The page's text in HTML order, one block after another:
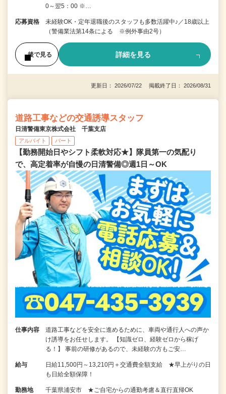
0～翌5：00 ※…
応募資格
未経験OK・定年退職後のスタッフも多数活躍中♪／18歳以上
（警備業法第14条による ※例外事由2号）
後で見る 詳細を見る
更新日： 2026/07/22 掲載終了日： 2026/08/31
道路工事などの交通誘導スタッフ
日清警備東京株式会社 千葉支店
アルバイト パート
【勤務開始日やシフト柔軟対応★】隊員第一の気配り
で、高定着率が自慢の日清警備◎週1日～OK
仕事内容
道路工事などを安全に進めるために、車両や通行人への声か
け誘導をお任せします。 【知識ゼロ、経験ゼロから稼げ
る！】 事前の研修があるので、未経験の方もご安…
給与
日給11,500円～13,210円＋交通費全額支給 ★早上がりの日
も日給全額保障！
勤務地 千葉県浦安市 ★ご自宅からの通勤考慮＆直行直帰OK